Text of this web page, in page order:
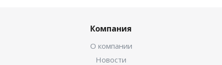
Компания
О компании
Новости